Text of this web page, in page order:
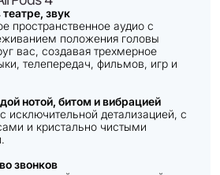
звук
пространственное аудио с
положения головы
вас, создавая трехмерное
телепередач, фильмов, игр и
нотой, битом и вибрацией
детализацией, с
и кристально чистыми
звонков